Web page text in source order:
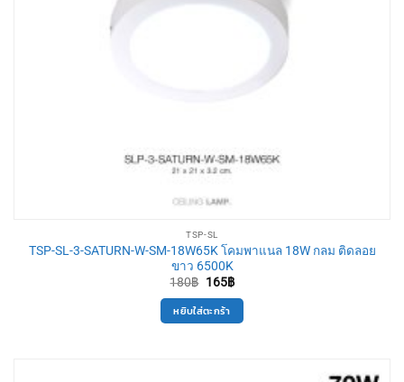
TSP-SL
TSP-SL-3-SATURN-W-SM-18W65K โคมพาแนล 18W กลม ติดลอย
ขาว 6500K
180฿ Original
was:
180฿.
165฿Current
is:
หยิบใส่ตะกร้า